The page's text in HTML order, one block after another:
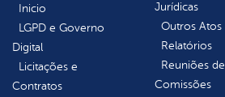
Inicio
LGPD e Governo
Digital
Licitações e
Contratos
Jurídicas
Outros Atos
Relatórios
Reuniões de
Comissões